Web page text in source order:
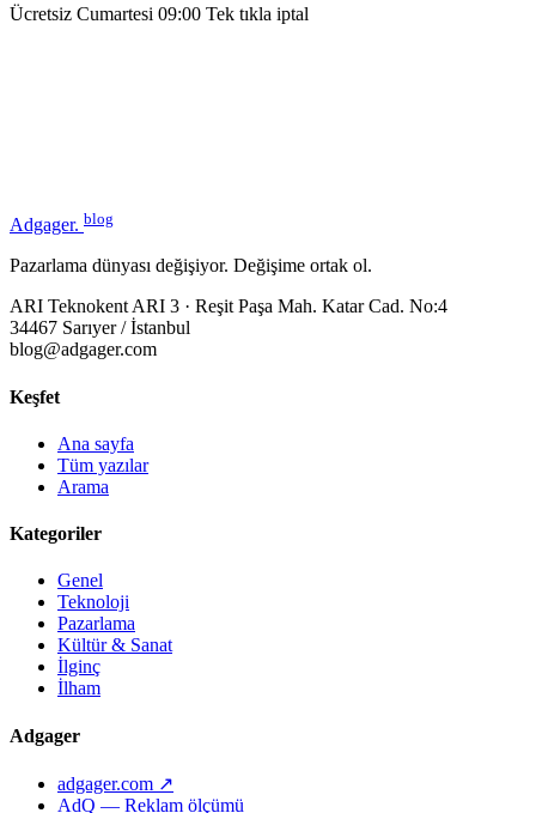
Ücretsiz Cumartesi 09:00 Tek tıkla iptal
Adgager. blog
Pazarlama dünyası değişiyor. Değişime ortak ol.
ARI Teknokent ARI 3 · Reşit Paşa Mah. Katar Cad. No:4
34467 Sarıyer / İstanbul
blog@adgager.com
Keşfet
Ana sayfa
Tüm yazılar
Arama
Kategoriler
Genel
Teknoloji
Pazarlama
Kültür & Sanat
İlginç
İlham
Adgager
adgager.com ↗
AdQ — Reklam ölçümü